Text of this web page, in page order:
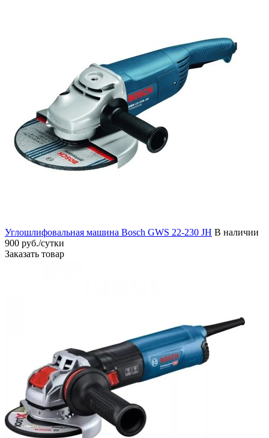
Углошлифовальная машина Bosch GWS 22-230 JH В наличии
900 руб./сутки
Заказать товар